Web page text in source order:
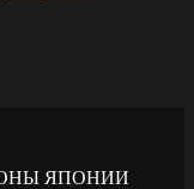
ЯПОНИИ